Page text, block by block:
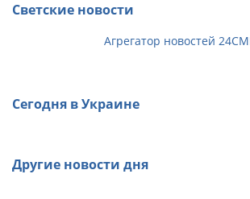
Светские новости
Агрегатор новостей
Сегодня в Украине
Другие новости дня